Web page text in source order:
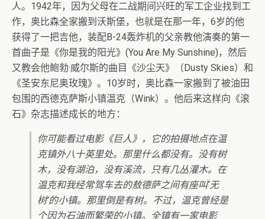
人。1942年，因为父母在二战期间兴旺的军工企业找到工
作，奥比森全家搬到沃斯堡，也就是在那一年，6岁的他
获得了一把吉他，装配B-24轰炸机的父亲教他演奏的第一
首曲子是《你是我的阳光》(You Are My Sunshine)，然后
又教会他鲍勃·威尔斯的曲目《沙尘天》（Dusty Skies）和
《圣安东尼奥玫瑰》。10岁时，奥比森一家搬到了被油田
包围的西德克萨斯小镇温克（Wink）。他后来这样向《滚
石》杂志描述成长的地方：
你可能看过电影《巨人》，它的拍摄地点在温
克镇外八十英里处。那里什么都没有。没有树
木，没有湖泊，没有溪流，只有几丛灌木。在
温克和我经常驾车去的敖德萨之间有座叫‘无
树’的小镇。那里倒是有树。不过，温克曾经是
个因为石油而繁荣的小镇。全镇有一家电影